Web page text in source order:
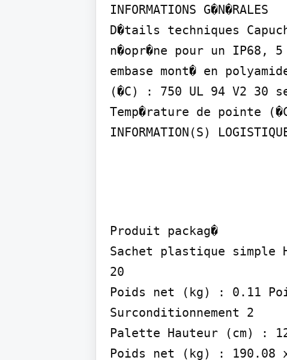
INFORMATIONS G�N�RALES
D�tails techniques
n�opr�ne pour un IP68,
embase mont� en
(�C) : 750 UL 94 V2 30
Temp�rature de pointe
INFORMATION(S)
Produit packag�
Sachet plastique simple
20
Poids net (kg) : 0.11
Surconditionnement 2
Palette Hauteur (cm) :
Poids net (kg) : 190.08